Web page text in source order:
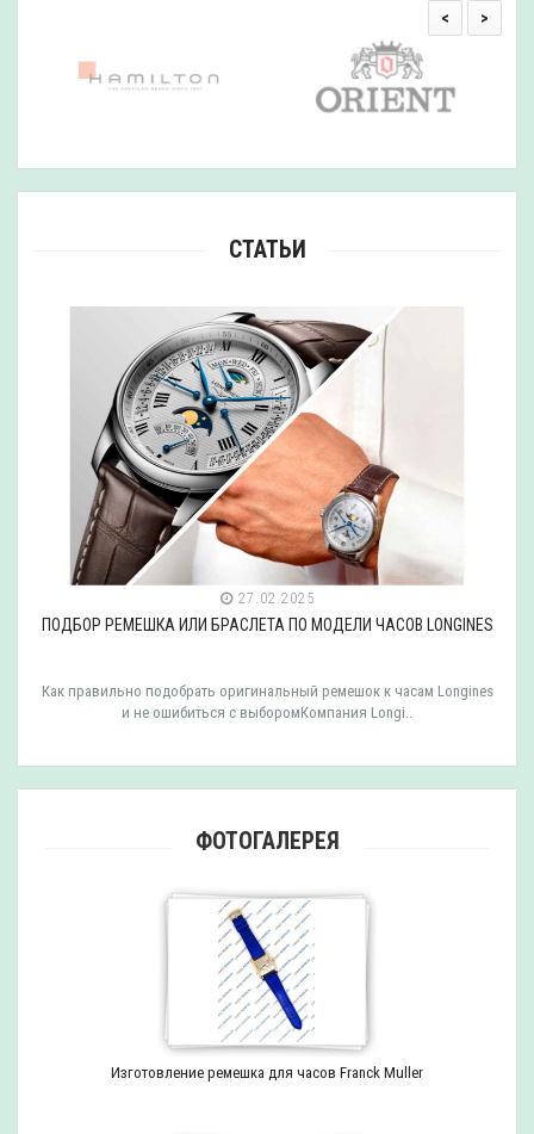
< >
СТАТЬИ
27.02.2025
ПОДБОР РЕМЕШКА ИЛИ БРАСЛЕТА ПО МОДЕЛИ ЧАСОВ LONGINES
Как правильно подобрать оригинальный ремешок к часам Longines
и не ошибиться с выборомКомпания Longi..
ФОТОГАЛЕРЕЯ
Изготовление ремешка для часов Franck Muller